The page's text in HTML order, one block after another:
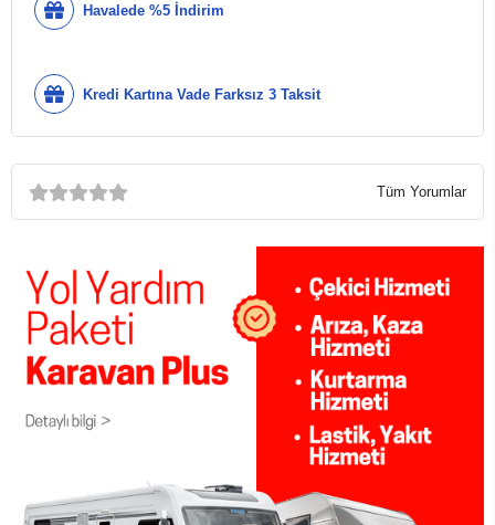
Havalede %5 İndirim
Kredi Kartına Vade Farksız 3 Taksit
Tüm Yorumlar